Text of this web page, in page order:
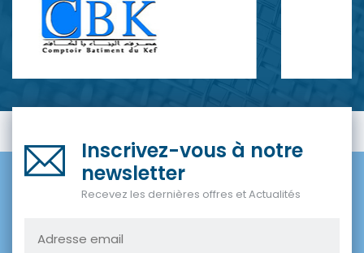
Inscrivez-vous à notre
newsletter
Recevez les dernières offres et Actualités